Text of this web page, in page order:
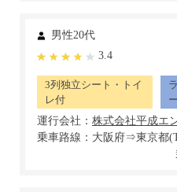
男性20代
3.4
3列独立シート・トイ
レ付
運行会社：
乗車路線：大阪府⇒東京都